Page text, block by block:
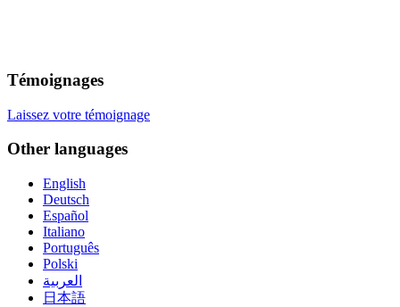
Témoignages
Laissez votre témoignage
Other languages
English
Deutsch
Español
Italiano
Português
Polski
العربية
日本語